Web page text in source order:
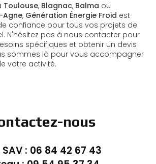
Toulouse, Blagnac, Balma ou
Agne, Génération Énergie Froid est
confiance pour tous vos projets de
N'hésitez pas à nous contacter pour
spécifiques et obtenir un devis
sommes là pour vous accompagner
votre activité.
nous
: 06 84 42 67 43